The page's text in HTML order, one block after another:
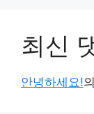
최신
안녕하세요!의